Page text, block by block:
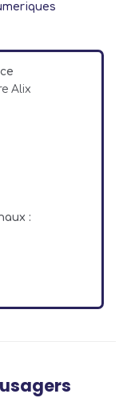
Alix
: